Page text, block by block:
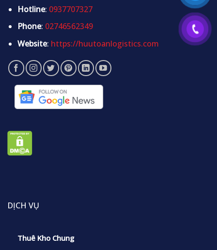
Hotline: 0937707327
Phone: 02746562349
Website: https://huutoanlogistics.com
DỊCH VỤ
Thuê Kho Chung